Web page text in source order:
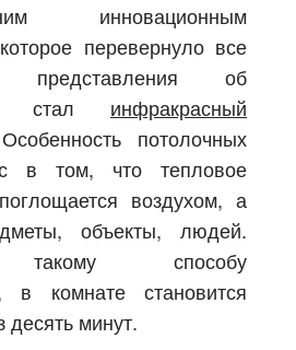
инновационным
перевернуло все
представления об
стал инфракрасный
потолочных
в том, что тепловое
воздухом, а
объекты, людей.
такому способу
в комнате становится
десять минут.